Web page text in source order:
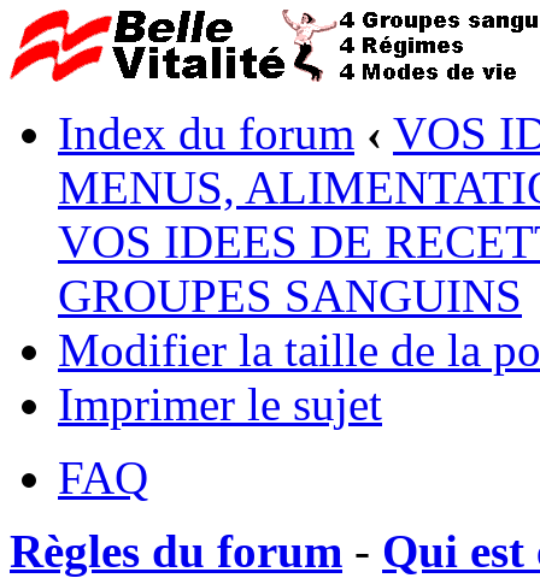
Index du forum ‹ VOS
MENUS,
VOS IDEES DE
GROUPES SANGUINS
Modifier la taille de la
Imprimer le sujet
FAQ
Règles du forum - Qui est